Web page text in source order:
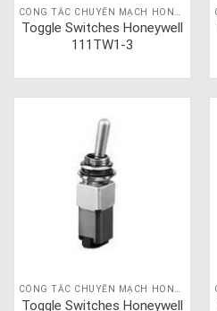
Toggle Switches Honeywell
111TW1-3
Toggle Switches Honeywell